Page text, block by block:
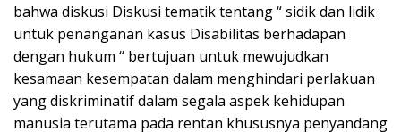
bahwa diskusi Diskusi tematik tentang “ sidik dan lidik
untuk penanganan kasus Disabilitas berhadapan
dengan hukum “ bertujuan untuk mewujudkan
kesamaan kesempatan dalam menghindari perlakuan
yang diskriminatif dalam segala aspek kehidupan
manusia terutama pada rentan khususnya penyandang